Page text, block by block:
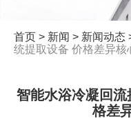
首页 > 新闻 > 新闻动态
统提取设备 价格差异核
智能水浴冷凝回
格差